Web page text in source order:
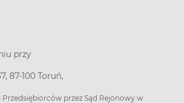
przy
87-100 Toruń,
przez Sąd Rejonowy w